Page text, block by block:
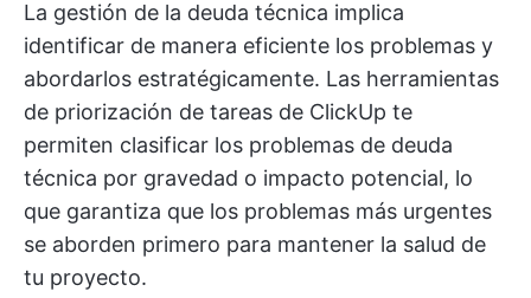
La gestión de la deuda técnica implica
identificar de manera eficiente los problemas y
abordarlos estratégicamente. Las herramientas
de priorización de tareas de ClickUp te
permiten clasificar los problemas de deuda
técnica por gravedad o impacto potencial, lo
que garantiza que los problemas más urgentes
se aborden primero para mantener la salud de
tu proyecto.